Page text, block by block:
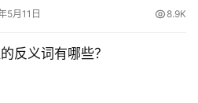
5月11日 8.9K
反义词有哪些？